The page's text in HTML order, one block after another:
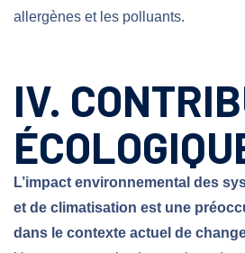
allergènes et les polluants.
IV.
L’impact environnemental des
et de climatisation est une
dans le contexte actuel de